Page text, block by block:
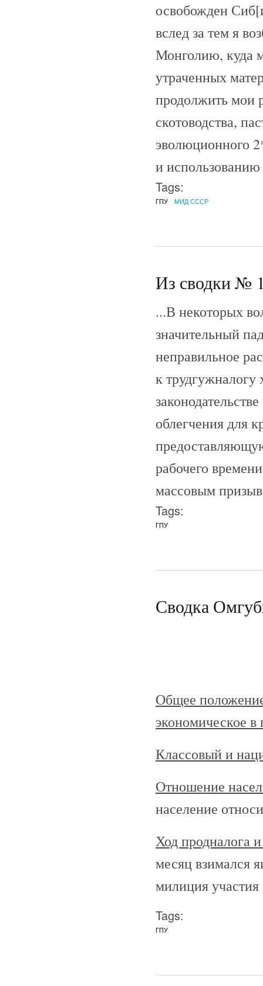
освобожден
вслед за тем я
Монголию, куда
утраченных
продолжить мои
скотоводства,
эволюционного
и
Tags:
ГПУ МИД СССР
Из сводки №
...В некоторых
значительный
неправильное
к
облегчения для
рабочего
массовым
Tags:
ГПУ
Сводка
Общее
экономическое
Классовый и
Отношение
население
Ход продналога
месяц взимался
милиция
Tags:
ГПУ